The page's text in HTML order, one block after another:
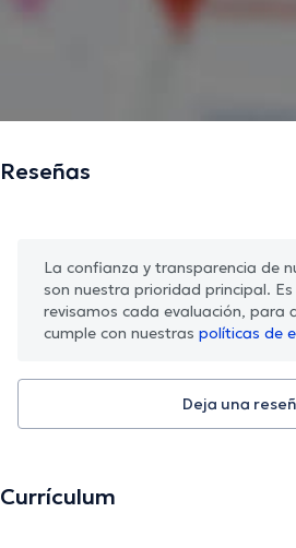
Reseñas
La confianza y transparencia de
son nuestra prioridad principal.
revisamos cada evaluación, para
cumple con nuestras políticas de
Deja una
Currículum